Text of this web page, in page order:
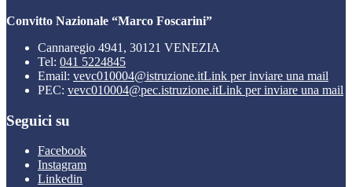
Convitto Nazionale “Marco Foscarini”
Cannaregio 4941, 30121 VENEZIA
Tel: 041 5224845
Email: vevc010004@istruzione.itLink per inviare una mail
PEC: vevc010004@pec.istruzione.itLink per inviare una mail
Seguici su
Facebook
Instagram
Linkedin